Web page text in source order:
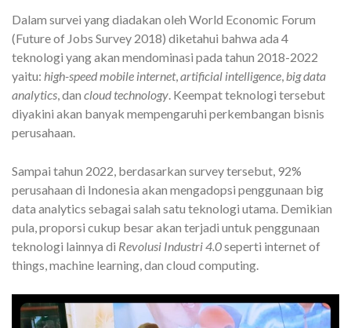
Dalam survei yang diadakan oleh World Economic Forum
(Future of Jobs Survey 2018) diketahui bahwa ada 4
teknologi yang akan mendominasi pada tahun 2018-2022
yaitu: high-speed mobile internet, artificial intelligence big data
analytics , dan cloud technology . Keempat teknologi tersebut
diyakini akan banyak mempengaruhi perkembangan bisnis
perusahaan.
Sampai tahun 2022, berdasarkan survey tersebut, 92%
perusahaan di Indonesia akan mengadopsi penggunaan big
data analytics sebagai salah satu teknologi utama. Demikian
pula, proporsi cukup besar akan terjadi untuk penggunaan
teknologi lainnya di Revolusi Industri 4.0seperti internet of
things, machine learning, dan cloud computing.